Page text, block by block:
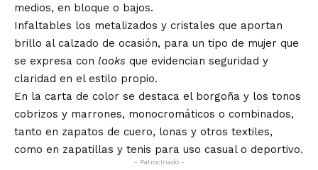
medios, en bloque o bajos.
Infaltables los metalizados y cristales que aportan
brillo al calzado de ocasión, para un tipo de mujer que
se expresa con looks que evidencian seguridad y
claridad en el estilo propio.
En la carta de color se destaca el borgoña y los tonos
cobrizos y marrones, monocromáticos o combinados,
tanto en zapatos de cuero, lonas y otros textiles,
como en zapatillas y tenis para uso casual o deportivo.
- Patrocinado -